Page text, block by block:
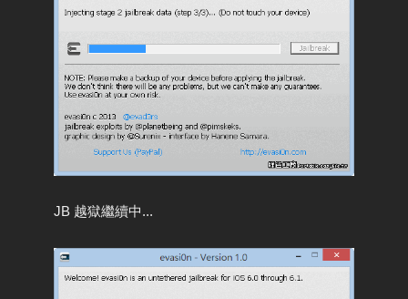
JB 越獄繼續中...